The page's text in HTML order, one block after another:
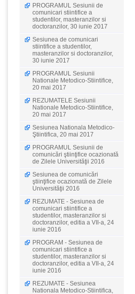
PROGRAMUL Sesiunii de
comunicari stiintifice a
studentilor, masteranzilor si
doctoranzilor, 30 iunie 2017
Sesiunea de comunicari
stiintifice a studentilor,
masteranzilor si doctoranzilor,
30 iunie 2017
PROGRAMUL Sesiunii
Nationale Metodico-Stiintifice,
20 mai 2017
REZUMATELE Sesiunii
Nationale Metodico-Stiintifice,
20 mai 2017
Sesiunea Nationala Metodico-
Ştiintifica, 20 mai 2017
PROGRAMUL Sesiunii de
comunicări ştiinţifice ocazionată
de Zilele Universităţii 2016
Sesiunea de comunicări
ştiinţifice ocazionată de Zilele
Universităţii 2016
REZUMATE - Sesiunea de
comunicari stiintifice a
studentilor, masteranzilor si
doctoranzilor, editia a VII-a, 24
iunie 2016
PROGRAM - Sesiunea de
comunicari stiintifice a
studentilor, masteranzilor si
doctoranzilor, editia a VII-a, 24
iunie 2016
REZUMATE - Sesiunea
Nationala Metodico-Stiintifica,